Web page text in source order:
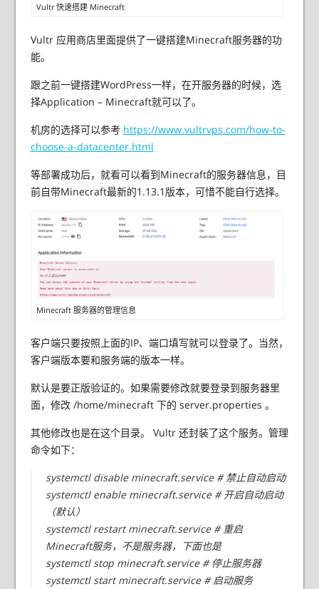
Vultr 快速搭建 Minecraft
Vultr 应用商店里面提供了一键搭建Minecraft服务器的功
能。
跟之前一键搭建WordPress一样，在开服务器的时候，选
择Application – Minecraft就可以了。
机房的选择可以参考 https://www.vultrvps.com/how-to-
choose-a-datacenter.html
等部署成功后，就看可以看到Minecraft的服务器信息，目
前自带Minecraft最新的1.13.1版本，可惜不能自行选择。
Minecraft 服务器的管理信息
客户端只要按照上面的IP、端口填写就可以登录了。当然，
客户端版本要和服务端的版本一样。
默认是要正版验证的。如果需要修改就要登录到服务器里
面，修改 /home/minecraft 下的 server.properties 。
其他修改也是在这个目录。 Vultr 还封装了这个服务。管理
命令如下：
systemctl disable minecraft.service # 禁止自动启动
systemctl enable minecraft.service # 开启自动启动
（默认）
systemctl restart minecraft.service # 重启
Minecraft服务，不是服务器，下面也是
systemctl stop minecraft.service # 停止服务器
systemctl start minecraft.service # 启动服务